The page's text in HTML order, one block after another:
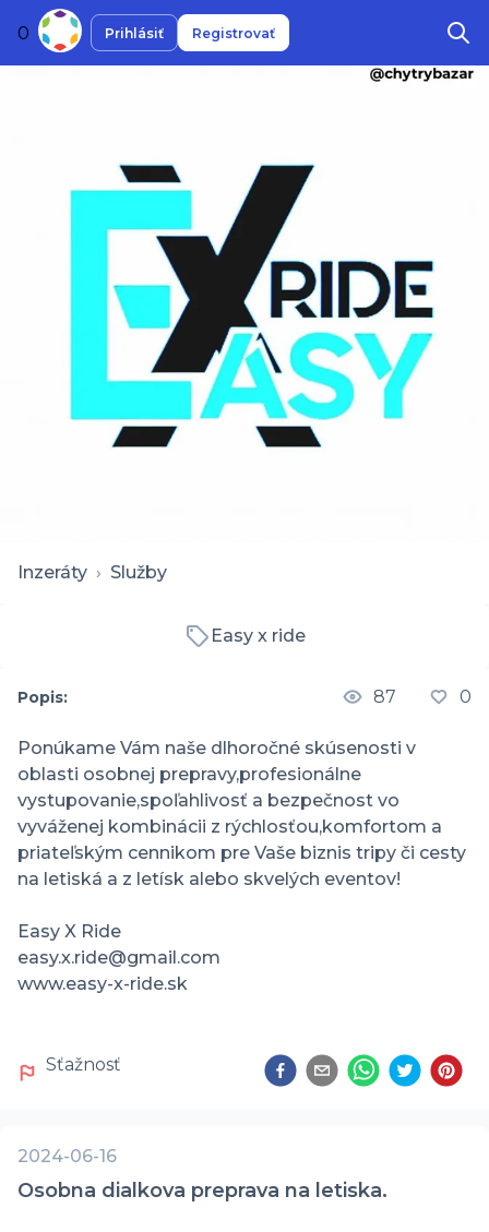
0 Prihlásiť Registrovať
Inzeráty › Služby
Easy x ride
Popis:
Ponúkame Vám naše dlhoročné skúsenosti v
oblasti osobnej prepravy,profesionálne
vystupovanie,spoľahlivosť a bezpečnost vo
vyváženej kombinácii z rýchlosťou,komfortom a
priateľským cennikom pre Vaše biznis tripy či cesty
na letiská a z letísk alebo skvelých eventov!
Easy X Ride
easy.x.ride@gmail.com
www.easy-x-ride.sk
Sťažnosť
87 0
2024-06-16
Osobna dialkova preprava na letiska.